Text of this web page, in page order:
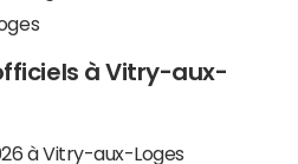
à Vitry-aux-
à Vitry-aux-Loges